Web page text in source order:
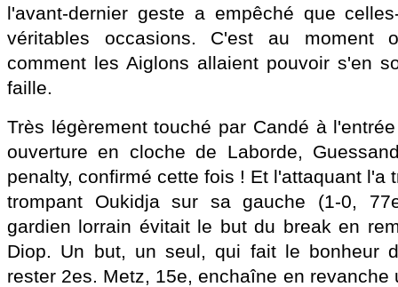
l'avant-dernier geste a empêché que
véritables occasions. C'est au moment
comment les Aiglons allaient pouvoir s'en
faille.
Très légèrement touché par Candé à
ouverture en cloche de Laborde,
penalty, confirmé cette fois ! Et l'attaquant l'a
trompant Oukidja sur sa gauche (1-0,
gardien lorrain évitait le but du break en
Diop. Un but, un seul, qui fait le bonheur
rester 2es. Metz, 15e, enchaîne en revanche